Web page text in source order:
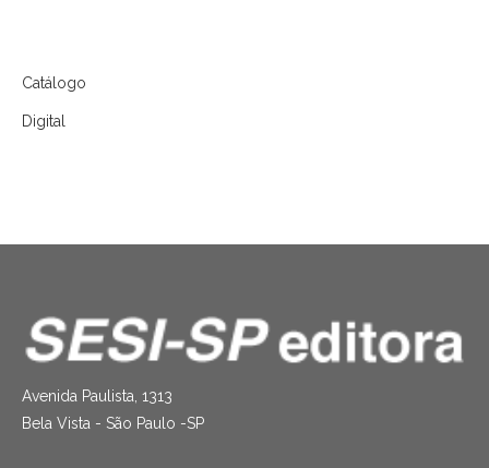
Catálogo
Digital
Avenida Paulista, 1313
Bela Vista - São Paulo -SP